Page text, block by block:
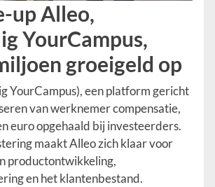
up Alleo,
YourCampus,
groeigeld op
YourCampus), een platform gericht
van werknemer compensatie,
euro opgehaald bij investeerders.
maakt Alleo zich klaar voor
productontwikkeling,
en het klantenbestand.